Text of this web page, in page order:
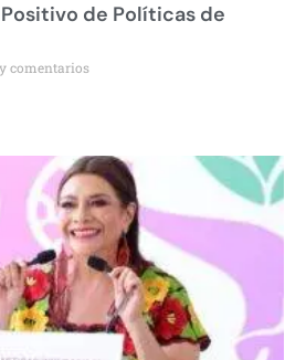
de Políticas de
comentarios